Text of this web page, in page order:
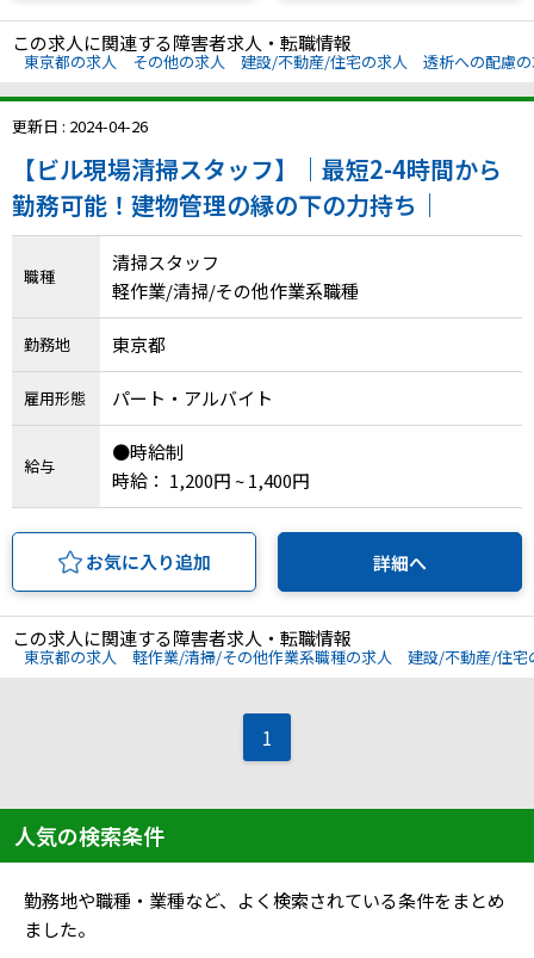
この求人に関連する障害者求人・転職情報
東京都の求人 その他の求人 建設/不動産/住宅の求人 透析への配慮
更新日 : 2024-04-26
【ビル現場清掃スタッフ】｜最短2-4時間から
勤務可能！建物管理の縁の下の力持ち｜
職種
清掃スタッフ
軽作業/清掃/その他作業系職種
勤務地 東京都
雇用形態 パート・アルバイト
給与
●時給制
時給： 1,200円 ~ 1,400円
お気に入り追加 詳細へ
この求人に関連する障害者求人・転職情報
東京都の求人 軽作業/清掃/その他作業系職種の求人 建設/不動産/住宅
1
人気の検索条件
勤務地や職種・業種など、よく検索されている条件をまとめ
ました。
ソーシャルファームサービス
新しい障害者雇用支援サービス
ご利用ガイド